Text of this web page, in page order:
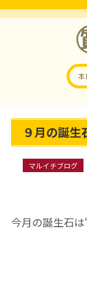
本
９月の誕生
マルイチブログ
今月の誕生石は